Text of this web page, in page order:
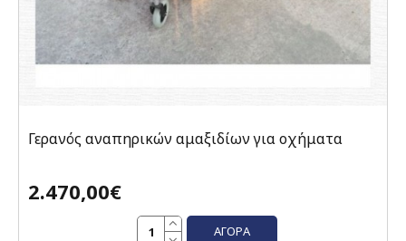
Γερανός αναπηρικών αμαξιδίων για οχήματα
2.470,00€
ΑΓΟΡΆ